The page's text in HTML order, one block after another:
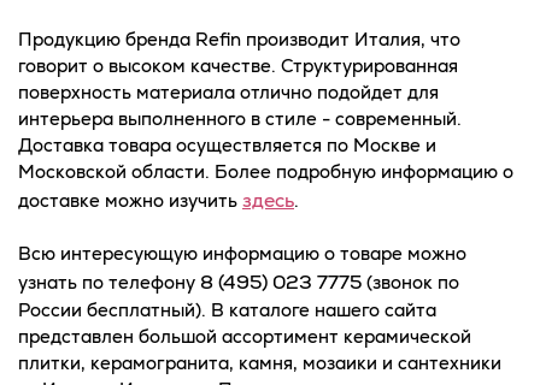
Продукцию бренда Refin производит Италия, что
говорит о высоком качестве. Структурированная
поверхность материала отлично подойдет для
интерьера выполненного в стиле - современный.
Доставка товара осуществляется по Москве и
Московской области. Более подробную информацию о
доставке можно изучить здесь.
Всю интересующую информацию о товаре можно
узнать по телефону 8 (495) 023 7775 (звонок по
России бесплатный). В каталоге нашего сайта
представлен большой ассортимент керамической
плитки, керамогранита, камня, мозаики и сантехники